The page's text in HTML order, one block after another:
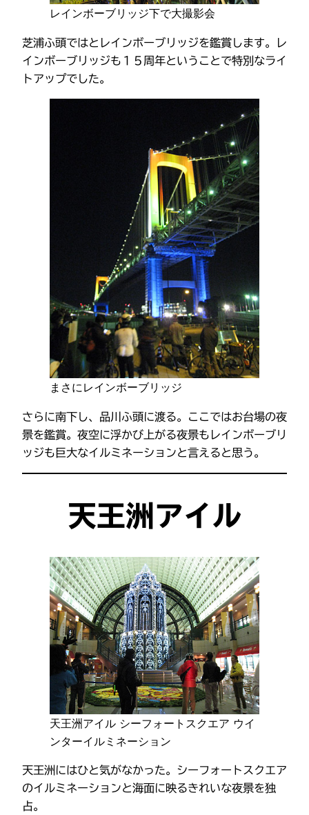
レインボーブリッジ下で大撮影会
芝浦ふ頭ではとレインボーブリッジを鑑賞します。レ
インボーブリッジも１５周年ということで特別なライ
トアップでした。
まさにレインボーブリッジ
さらに南下し、品川ふ頭に渡る。ここではお台場の夜
景を鑑賞。夜空に浮かび上がる夜景もレインボーブリ
ッジも巨大なイルミネーションと言えると思う。
天王洲アイル
天王洲アイル シーフォートスクエア ウイ
ンターイルミネーション
天王洲にはひと気がなかった。シーフォートスクエア
のイルミネーションと海面に映るきれいな夜景を独
占。